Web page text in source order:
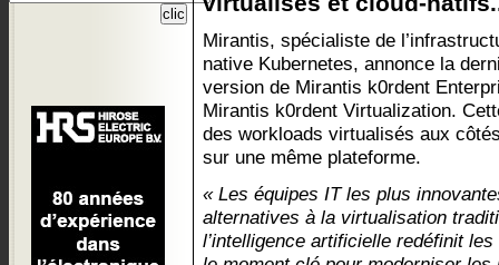
Mirantis, spécialiste de
native Kubernetes, annonce la
version de Mirantis k0rdent
Mirantis k0rdent Virtualization.
des workloads virtualisés aux
sur une même plateforme.
« Les équipes IT les plus
alternatives à la virtualisation
l’intelligence artificielle redéfinit